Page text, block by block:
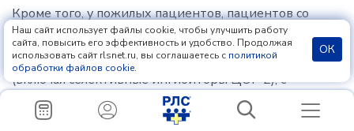
Кроме того, у пожилых пациентов, пациентов со
сниженнымОЦК(включая получающих терапию
диуретиками) или у пациентов с нарушенной
функцией почек одновременное применение
НПВС
(включая селективные ингибиторы ЦОГ-2), с
ингибиторами
, в т.ч. хинаприлом, может
приводить к ухудшению почечной функции, включая
Наш сайт использует файлы cookie, чтобы улучшить работу
сайта, повысить его эффективность и удобство. Продолжая
использовать сайт rlsnet.ru, вы соглашаетесь с политикой
обработки файлов cookie.
ОК